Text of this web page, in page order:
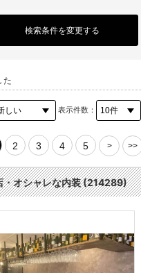
検索条件を変更する
た
表示件数：
2 3 4 5 > >>
・オシャレな内装 (214289)